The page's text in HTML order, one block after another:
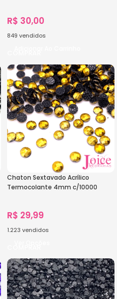
R$ 30,00
849 vendidos
Chaton Sextavado Acrílico
Termocolante 4mm c/10000
R$ 29,99
1.223 vendidos